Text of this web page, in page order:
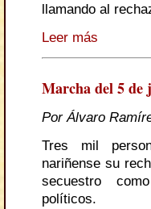
llamando al
Leer más
Marcha del 5 de
Por Álvaro
Tres mil
nariñense su
secuestro
políticos.